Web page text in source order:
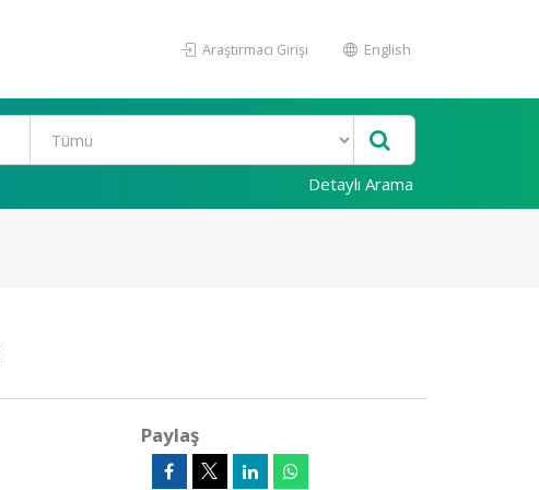
Araştırmacı Girişi English
Detaylı Arama
Paylaş